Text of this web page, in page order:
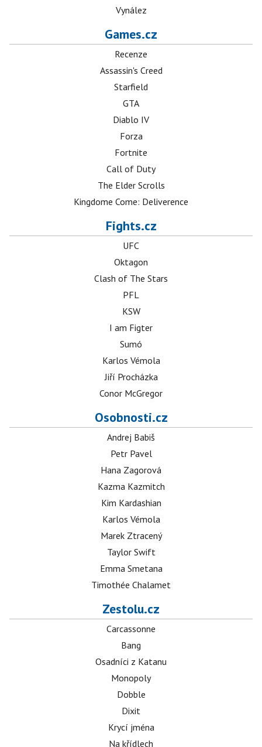
Vynález
Games.cz
Recenze
Assassin's Creed
Starfield
GTA
Diablo IV
Forza
Fortnite
Call of Duty
The Elder Scrolls
Kingdome Come: Deliverence
Fights.cz
UFC
Oktagon
Clash of The Stars
PFL
KSW
I am Figter
Sumó
Karlos Vémola
Jiří Procházka
Conor McGregor
Osobnosti.cz
Andrej Babiš
Petr Pavel
Hana Zagorová
Kazma Kazmitch
Kim Kardashian
Karlos Vémola
Marek Ztracený
Taylor Swift
Emma Smetana
Timothée Chalamet
Zestolu.cz
Carcassonne
Bang
Osadníci z Katanu
Monopoly
Dobble
Dixit
Krycí jména
Na křídlech